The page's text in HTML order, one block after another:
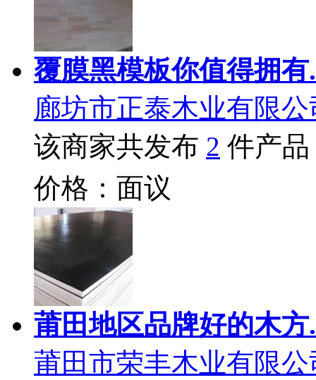
覆膜黑模板你值得拥有
廊坊市正泰木业有限公
该商家共发布 2 件产品
价格：面议
莆田地区品牌好的木方
莆田市荣丰木业有限公